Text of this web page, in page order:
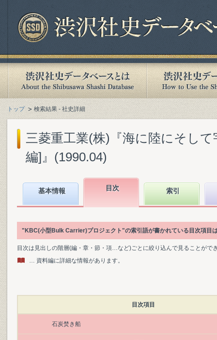
トップ 検索結果 - 社史詳細
三菱重工業(株)『海に陸にそし
編]』(1990.04)
基本情報 目次 索引
"KBC(小型Bulk Carrier)プロジェクト"の索引語が書かれている目次項目
目次は見出しの階層(編・章・節・項…など)ごとに絞り込んで見ることがで
… 資料編に詳細な情報があります。
目次項目
石炭焚き船